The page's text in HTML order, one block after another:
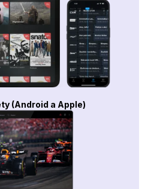
(Android a Apple)